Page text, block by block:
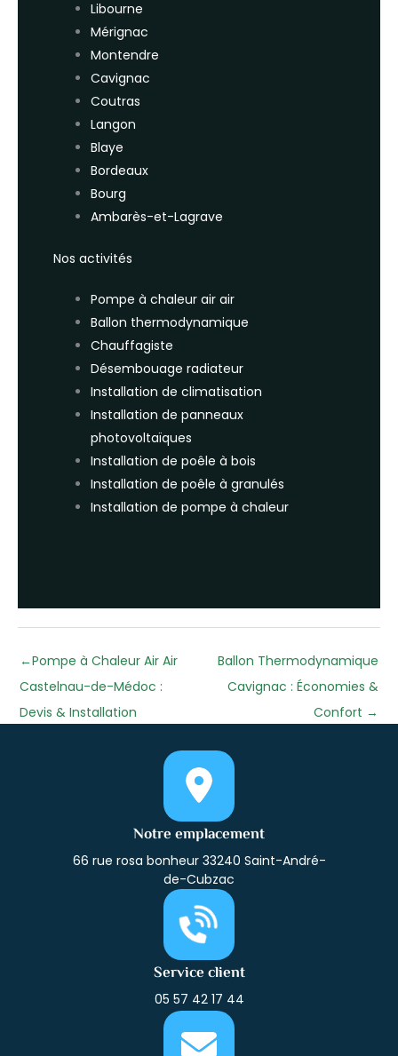
Libourne
Mérignac
Montendre
Cavignac
Coutras
Langon
Blaye
Bordeaux
Bourg
Ambarès-et-Lagrave
Nos activités
Pompe à chaleur air air
Ballon thermodynamique
Chauffagiste
Désembouage radiateur
Installation de climatisation
Installation de panneaux
photovoltaïques
Installation de poêle à bois
Installation de poêle à granulés
Installation de pompe à chaleur
←Pompe à Chaleur Air Air
Castelnau-de-Médoc :
Devis & Installation
Ballon Thermodynamique
Cavignac : Économies &
Confort →
Notre emplacement
66 rue rosa bonheur 33240 Saint-André-
de-Cubzac
Service client
05 57 42 17 44